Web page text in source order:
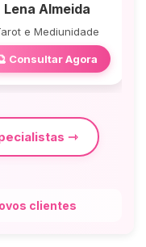
Lena Almeida
e Mediunidade
Consultar Agora
clientes